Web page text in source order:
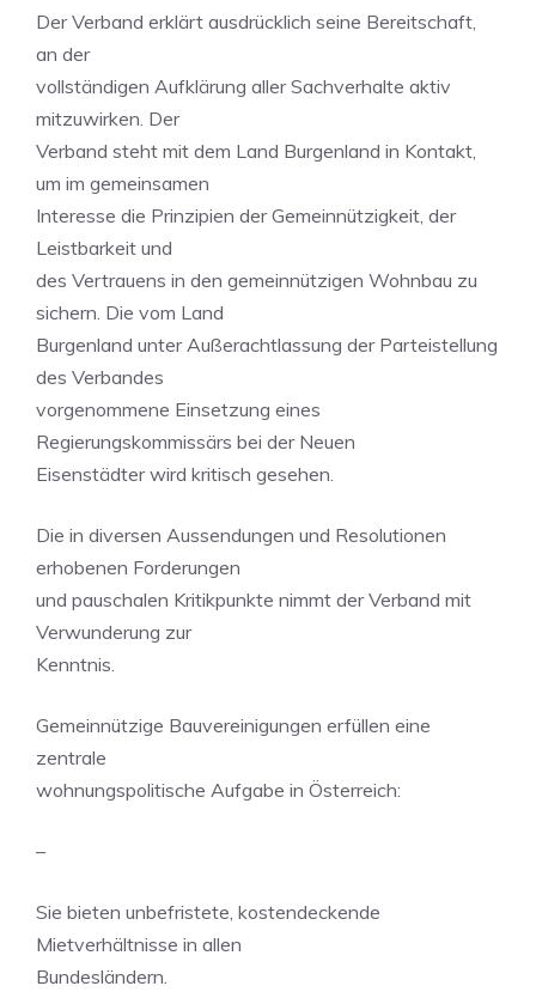
Der Verband erklärt ausdrücklich seine Bereitschaft,
an der
vollständigen Aufklärung aller Sachverhalte aktiv
mitzuwirken. Der
Verband steht mit dem Land Burgenland in Kontakt,
um im gemeinsamen
Interesse die Prinzipien der Gemeinnützigkeit, der
Leistbarkeit und
des Vertrauens in den gemeinnützigen Wohnbau zu
sichern. Die vom Land
Burgenland unter Außerachtlassung der Parteistellung
des Verbandes
vorgenommene Einsetzung eines
Regierungskommissärs bei der Neuen
Eisenstädter wird kritisch gesehen.
Die in diversen Aussendungen und Resolutionen
erhobenen Forderungen
und pauschalen Kritikpunkte nimmt der Verband mit
Verwunderung zur
Kenntnis.
Gemeinnützige Bauvereinigungen erfüllen eine
zentrale
wohnungspolitische Aufgabe in Österreich:
–
Sie bieten unbefristete, kostendeckende
Mietverhältnisse in allen
Bundesländern.